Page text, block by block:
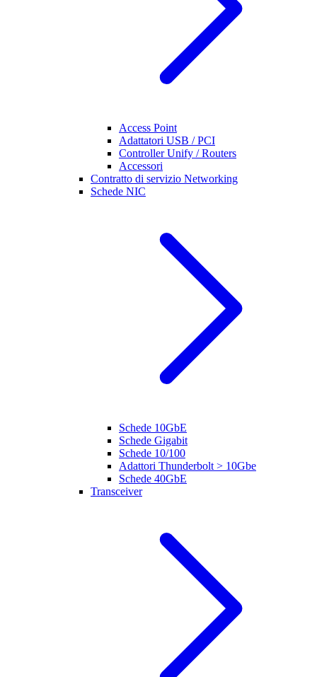
Access Point
Adattatori USB / PCI
Controller Unify / Routers
Accessori
Contratto di servizio Networking
Schede NIC
Schede 10GbE
Schede Gigabit
Schede 10/100
Adattori Thunderbolt > 10Gbe
Schede 40GbE
Transceiver